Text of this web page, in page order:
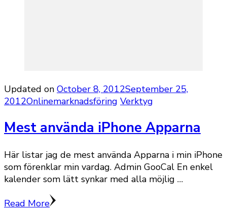
Updated on October 8, 2012September 25,
2012Onlinemarknadsföring Verktyg
Mest använda iPhone Apparna
Här listar jag de mest använda Apparna i min iPhone
som förenklar min vardag. Admin GooCal En enkel
kalender som lätt synkar med alla möjlig …
Read More